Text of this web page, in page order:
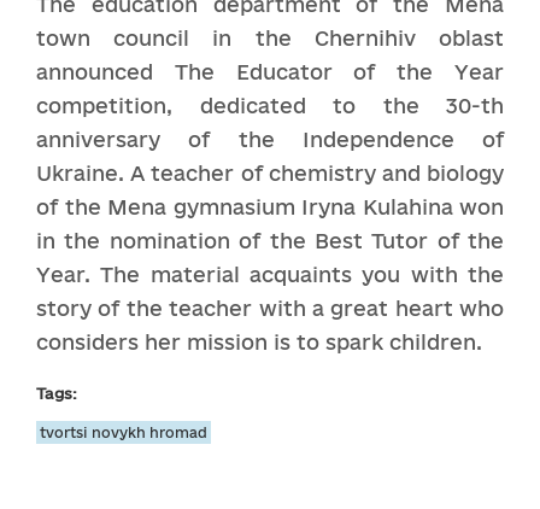
town council in the Chernihiv oblast
announced The Educator of the Year
competition, dedicated to the 30-th
anniversary of the Independence of
Ukraine. A teacher of chemistry and biology
of the Mena gymnasium Iryna Kulahina won
in the nomination of the Best Tutor of the
Year. The material acquaints you with the
story of the teacher with a great heart who
considers her mission is to spark children.
Tags:
tvortsi novykh hromad